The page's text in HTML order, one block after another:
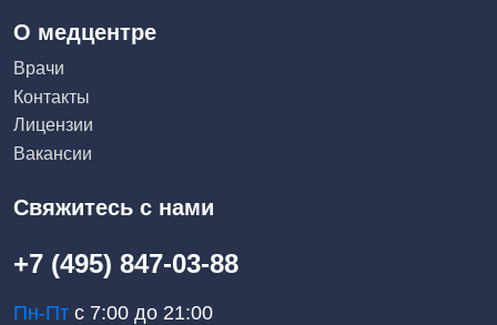
О медцентре
Врачи
Контакты
Лицензии
Вакансии
Свяжитесь с нами
+7 (495) 847-03-88
Пн-Пт с 7:00 до 21:00